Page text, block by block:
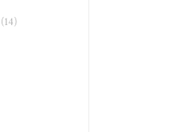
(14)